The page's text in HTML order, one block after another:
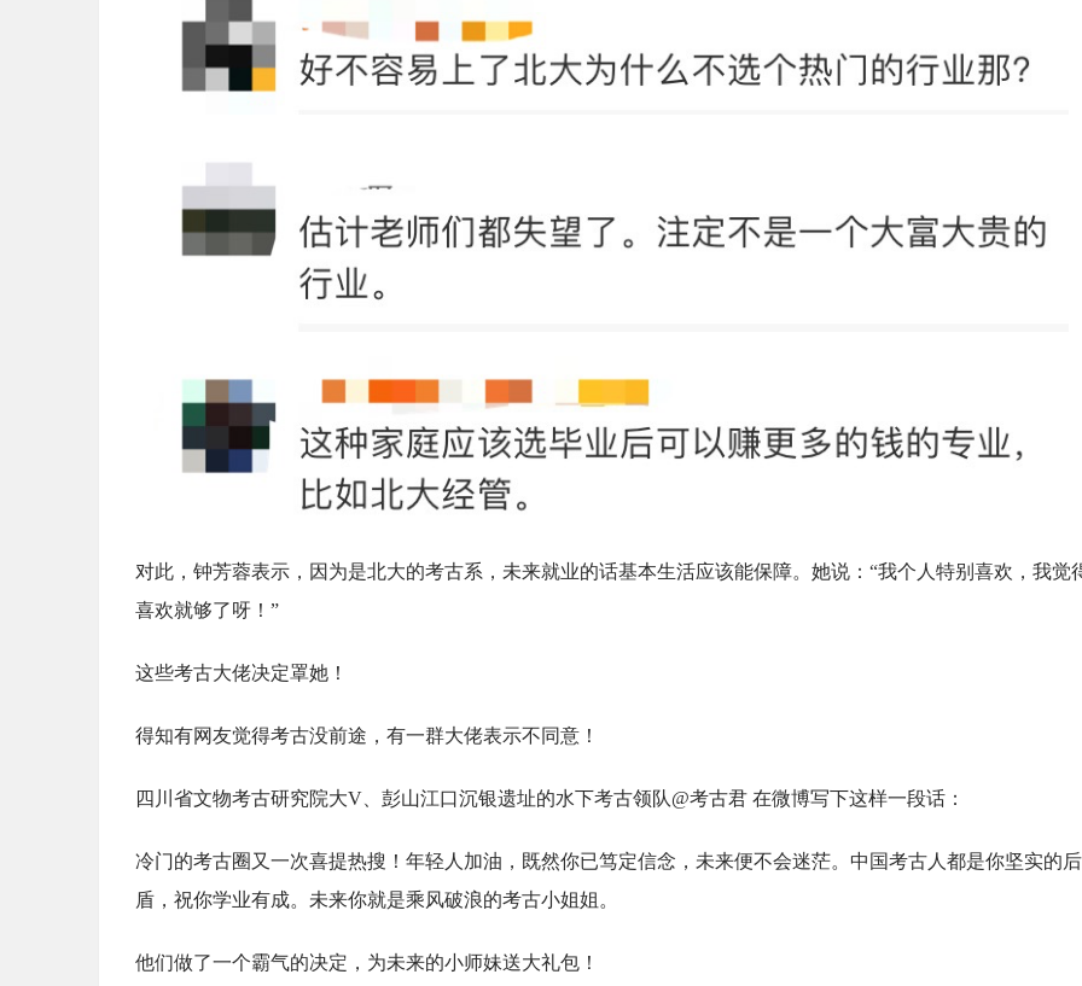
对此，钟芳蓉表示，因为是北大的考古系，未来就业的话基本生活应该能保障。她说：“我个人特别喜欢，我觉
喜欢就够了呀！”
这些考古大佬决定罩她！
得知有网友觉得考古没前途，有一群大佬表示不同意！
四川省文物考古研究院大V、彭山江口沉银遗址的水下考古领队@考古君 在微博写下这样一段话：
冷门的考古圈又一次喜提热搜！年轻人加油，既然你已笃定信念，未来便不会迷茫。中国考古人都是你坚实的后
盾，祝你学业有成。未来你就是乘风破浪的考古小姐姐。
他们做了一个霸气的决定，为未来的小师妹送大礼包！